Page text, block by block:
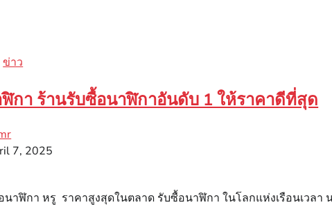
ข่าว
กา ร้านรับซื้อนาฬิกาอันดับ 1 ให้ราคาดีที่สุด
7, 2025
นาฬิกา หรู ราคาสูงสุดในตลาด รับซื้อนาฬิกา ในโลกแห่งเรือนเวล